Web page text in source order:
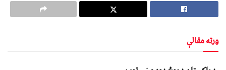
ورته مقالې